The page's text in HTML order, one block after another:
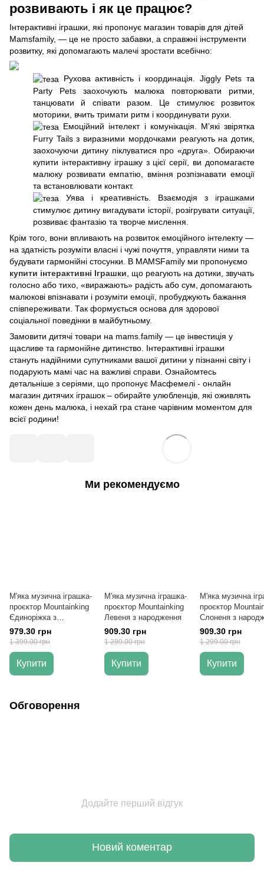
розвивають і як це працює?
Інтерактивні іграшки, які пропонує магазин товарів для дітей
Mamsfamily, — це не просто забавки, а справжні інструменти
розвитку, які допомагають малечі зростати всебічно:
Рухова активність і координація. Jiggly Pets та
Party Pets заохочують малюка повторювати ритми,
танцювати й співати разом. Це стимулює розвиток
моторики, вчить тримати ритм і координувати рухи.
Емоційний інтелект і комунікація. М’які звірятка
Furry Tails з виразними мордочками реагують на дотик,
заохочуючи дитину піклуватися про «друга». Обираючи
купити інтерактивну іграшку з цієї серії, ви допомагаєте
малюку розвивати емпатію, вміння розпізнавати емоції
та встановлювати контакт.
Уява і креативність. Взаємодія з іграшками
стимулює дитину вигадувати історії, розігрувати ситуації,
розвиває фантазію та творче мислення.
Крім того, вони впливають на розвиток емоційного інтелекту —
на здатність розуміти власні і чужі почуття, управляти ними та
будувати гармонійні стосунки. В MAMSFamily ми пропонуємо
купити інтерактивні Іграшки, що реагують на дотики, звучать
голосно або тихо, «виражають» радість або сум, допомагають
малюкові впізнавати і розуміти емоції, пробуджують бажання
співпереживати. Так формується основа для здорової
соціальної поведінки в майбутньому.
Замовити дитячі товари на mams.family — це інвестиція у
щасливе та гармонійне дитинство. Інтерактивні іграшки
стануть надійними супутниками вашої дитини у пізнанні світу і
подарують мамі час на важливі справи. Ознайомтесь
детальніше з серіями, що пропонує Масфемелі - онлайн
магазин дитячих іграшок – обирайте улюбленців, які оживлять
кожен день малюка, і нехай гра стане чарівним моментом для
всієї родини!
Ми рекомендуємо
М'яка музична іграшка-
проєктор Mountainking
Єдиноріжка з
проектором з
народження
979.30 грн
1 399.00 грн
Купити
М'яка музична іграшка-
проєктор Mountainking
Левеня з народження
909.30 грн
1 299.00 грн
Купити
М'яка музична
проєктор
Слоненя з
909.30 грн
1 299.00 грн
Купити
Обговорення
Додайте перший відгук
Новий коментар